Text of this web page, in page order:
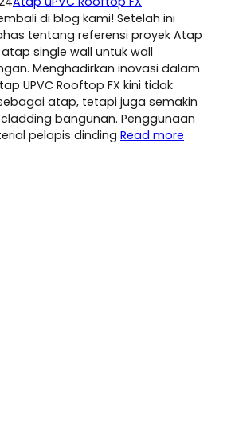
di blog kami! Setelah ini
tentang referensi proyek Atap
single wall untuk wall
Menghadirkan inovasi dalam
UPVC Rooftop FX kini tidak
atap, tetapi juga semakin
bangunan. Penggunaan
pelapis dinding Read more